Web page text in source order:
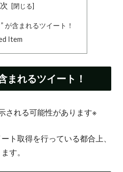
が含まれるツイート！
Item
まれるツイート！
される可能性があります※
ト取得を行っている都合上、
す。